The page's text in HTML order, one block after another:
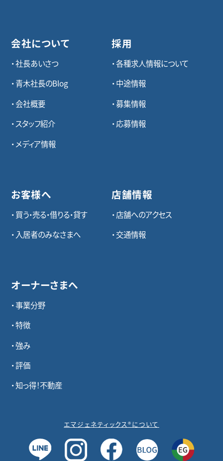
会社について
社長あいさつ
青木社長のBlog
会社概要
スタッフ紹介
メディア情報
お客様へ
買う・売る・借りる・貸す
入居者のみなさまへ
オーナーさまへ
事業分野
特徴
強み
評価
知っ得！不動産
採用
各種求⼈情報について
中途情報
募集情報
応募情報
店舗情報
店舗へのアクセス
交通情報
エマジェネティックス®について